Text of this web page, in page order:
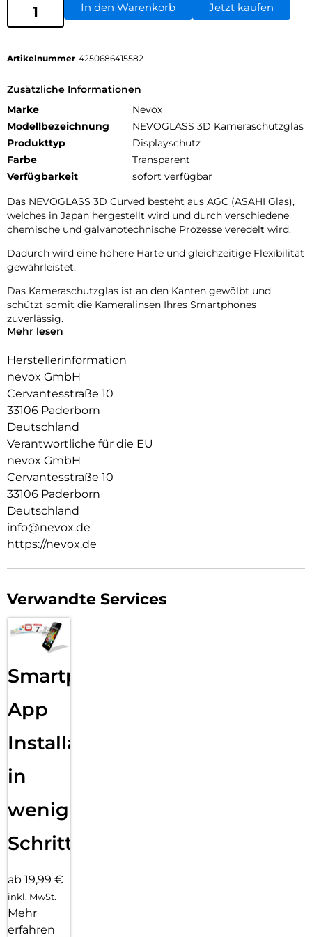
In den Warenkorb Jetzt kaufen
Artikelnummer 4250686415582
Zusätzliche Informationen
Marke
Nevox
Modellbezeichnung
NEVOGLASS 3D Kameraschutzglas
Produkttyp
Displayschutz
Farbe
Transparent
Verfügbarkeit
sofort verfügbar
Das NEVOGLASS 3D Curved besteht aus AGC (ASAHI Glas),
welches in Japan hergestellt wird und durch verschiedene
chemische und galvanotechnische Prozesse veredelt wird.
Dadurch wird eine höhere Härte und gleichzeitige Flexibilität
gewährleistet.
Das Kameraschutzglas ist an den Kanten gewölbt und
schützt somit die Kameralinsen Ihres Smartphones
zuverlässig.
schützen Sie die Linsen vor Staubablagerungen in den
Zwischenräumen.
Mehr lesen
Herstellerinformation
nevox GmbH
Cervantesstraße 10
33106 Paderborn
Deutschland
Verantwortliche für die EU
nevox GmbH
Cervantesstraße 10
33106 Paderborn
Deutschland
info@nevox.de
https://nevox.de
Verwandte Services
Smartphone
App
Installation
in
wenigen
Schritten
ab 19,99 €
inkl. MwSt.
Mehr
erfahren